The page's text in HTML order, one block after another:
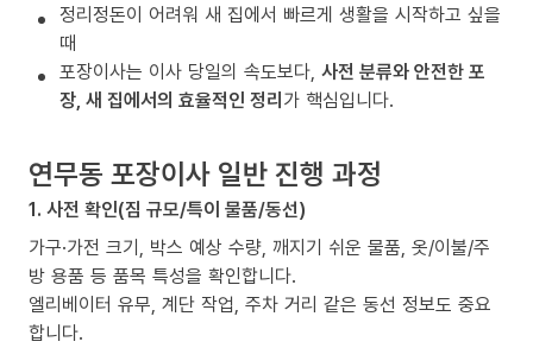
정리정돈이 어려워 새 집에서 빠르게 생활을 시작하고 싶을
때
포장이사는 이사 당일의 속도보다, 사전 분류와 안전한 포
장, 새 집에서의 효율적인 정리가 핵심입니다.
연무동 포장이사 일반 진행 과정
1. 사전 확인(짐 규모/특이 물품/동선)
가구·가전 크기, 박스 예상 수량, 깨지기 쉬운 물품, 옷/이불/주
방 용품 등 품목 특성을 확인합니다.
엘리베이터 유무, 계단 작업, 주차 거리 같은 동선 정보도 중요
합니다.